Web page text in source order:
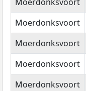
Moerdonksvoort
Moerdonksvoort
Moerdonksvoort
Moerdonksvoort